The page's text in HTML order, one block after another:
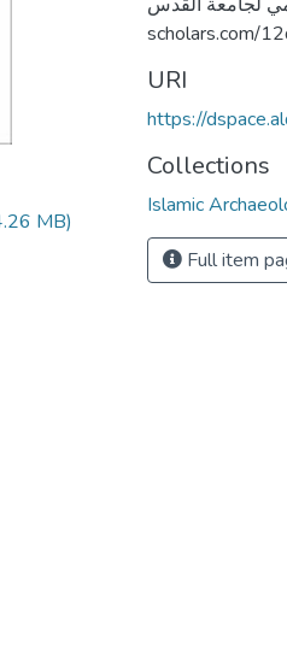
MB)
scholars.com/
URI
https://
Collections
Full item